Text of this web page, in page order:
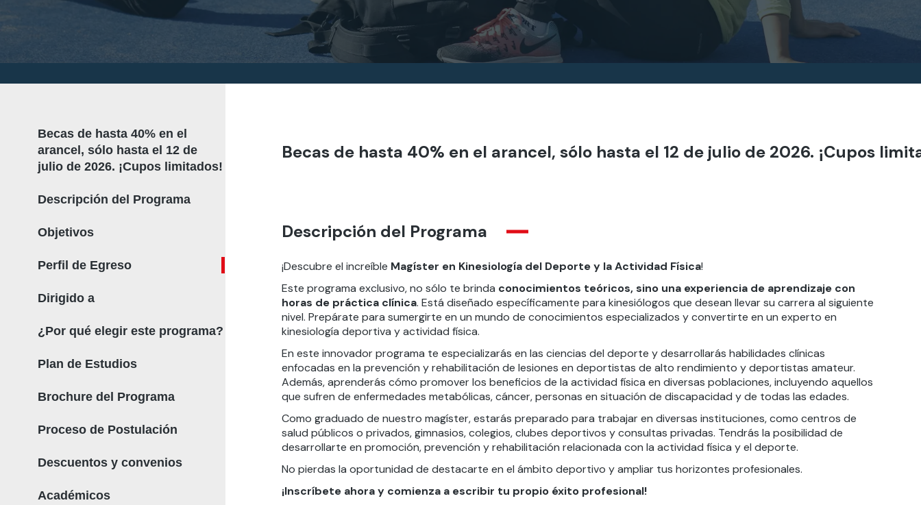
Becas de hasta 40% en el
arancel, sólo hasta el 12 de
julio de 2026. ¡Cupos limitados!
Descripción del Programa
Objetivos
Perfil de Egreso
Dirigido a
¿Por qué elegir este programa?
Plan de Estudios
Brochure del Programa
Proceso de Postulación
Descuentos y convenios
Académicos
Becas de hasta 40% en el arancel, sólo hasta el 12 de julio de 2026. ¡Cupos
Descripción del Programa
¡Descubre el increíble Magíster en Kinesiología del Deporte y la Actividad Física!
Este programa exclusivo, no sólo te brinda conocimientos teóricos, sino una experiencia de aprendizaje con
horas de práctica clínica. Está diseñado específicamente para kinesiólogos que desean llevar su carrera al siguiente
nivel. Prepárate para sumergirte en un mundo de conocimientos especializados y convertirte en un experto en
kinesiología deportiva y actividad física.
En este innovador programa te especializarás en las ciencias del deporte y desarrollarás habilidades clínicas
enfocadas en la prevención y rehabilitación de lesiones en deportistas de alto rendimiento y deportistas amateur.
Además, aprenderás cómo promover los beneficios de la actividad física en diversas poblaciones, incluyendo aquellos
que sufren de enfermedades metabólicas, cáncer, personas en situación de discapacidad y de todas las edades.
Como graduado de nuestro magíster, estarás preparado para trabajar en diversas instituciones, como centros de
salud públicos o privados, gimnasios, colegios, clubes deportivos y consultas privadas. Tendrás la posibilidad de
desarrollarte en promoción, prevención y rehabilitación relacionada con la actividad física y el deporte.
No pierdas la oportunidad de destacarte en el ámbito deportivo y ampliar tus horizontes profesionales.
¡Inscríbete ahora y comienza a escribir tu propio éxito profesional!